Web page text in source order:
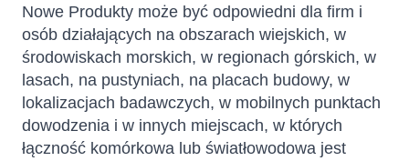
Nowe Produkty może być odpowiedni dla firm i
osób działających na obszarach wiejskich, w
środowiskach morskich, w regionach górskich, w
lasach, na pustyniach, na placach budowy, w
lokalizacjach badawczych, w mobilnych punktach
dowodzenia i w innych miejscach, w których
łączność komórkowa lub światłowodowa jest